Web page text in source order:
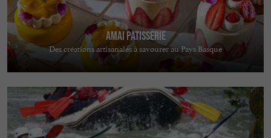
AMAI PATISSERIE
Des créations artisanales à savourer au Pays Basque